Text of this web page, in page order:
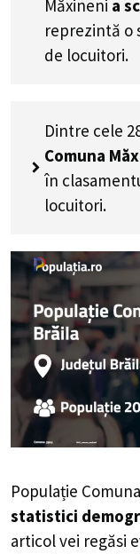
Măxineni a
reprezintă o
de locuitori.
Dintre cele
Comuna
în
locuitori.
Populație
statistici
articol vei regăsi